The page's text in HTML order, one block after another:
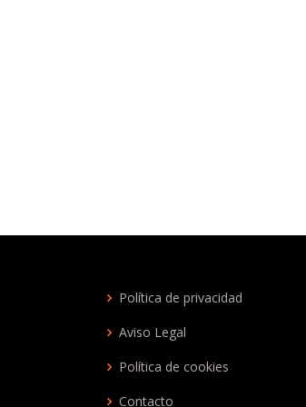
Política de privacidad
Aviso Legal
Política de cookies
Contacto